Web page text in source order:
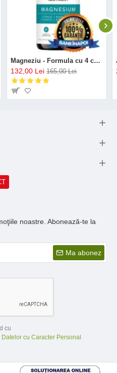
Magneziu - Formula cu 4 chelați (120 capsule), Neutrient
132,00 Lei 165,00 Lei
noastre. Abonează-te la
Ma abonez
cu
cu Caracter Personal